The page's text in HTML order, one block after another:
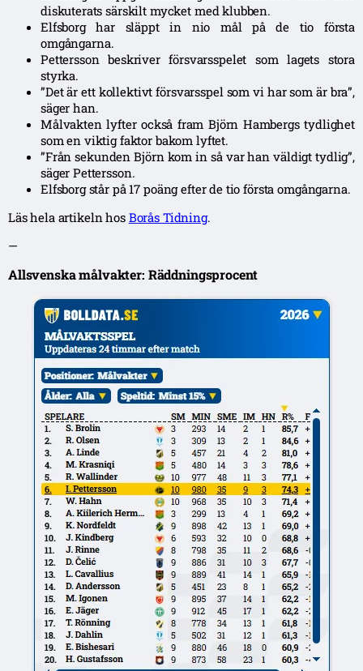
diskuterats särskilt mycket med klubben.
Elfsborg har släppt in nio mål på de tio första
omgångarna.
Pettersson beskriver försvarsspelet som lagets stora
styrka.
”Det är ett kollektivt försvarsspel som vi har som är bra”,
säger han.
Målvakten lyfter också fram Björn Hambergs tydlighet
som en viktig faktor bakom lyftet.
”Från sekunden Björn kom in så var han väldigt tydlig”,
säger Pettersson.
Elfsborg står på 17 poäng efter de tio första omgångarna.
Läs hela artikeln hos Borås Tidning.
—
Allsvenska målvakter: Räddningsprocent